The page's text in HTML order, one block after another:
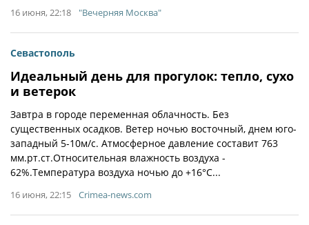
16 июня, 22:18 "Вечерняя Москва"
Севастополь
Идеальный день для прогулок: тепло, сухо
и ветерок
Завтра в городе переменная облачность. Без
существенных осадков. Ветер ночью восточный, днем юго-
западный 5-10м/с. Атмосферное давление составит 763
мм.рт.ст.Относительная влажность воздуха -
62%.Температура воздуха ночью до +16°С...
16 июня, 22:15 Crimea-news.com